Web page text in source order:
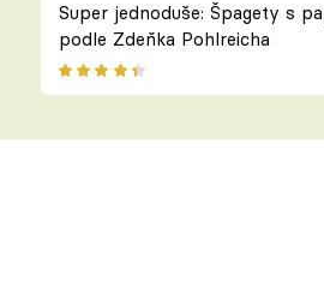
Super jednoduše: Špagety s
podle Zdeňka Pohlreicha